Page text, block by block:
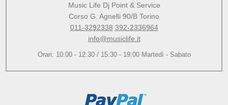
Music Life Dj Point & Service
Corso G. Agnelli 90/B Torino
011-3292338 392-2336964
info@musiclife.it
Orari: 10:00 - 12:30 / 15:30 - 19:00 Martedì - Sabato